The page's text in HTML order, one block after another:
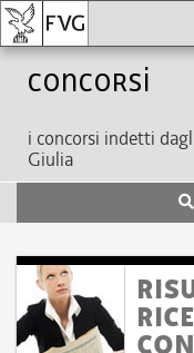
Concorsi
i concorsi indetti
Giulia